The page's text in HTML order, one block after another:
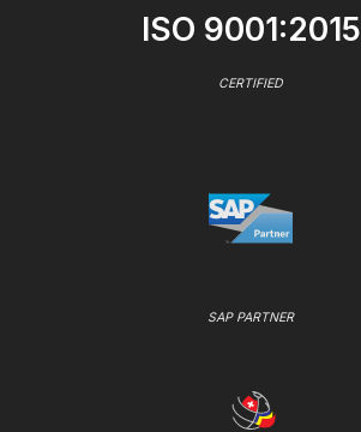
ISO 9001:2015
CERTIFIED
SAP PARTNER